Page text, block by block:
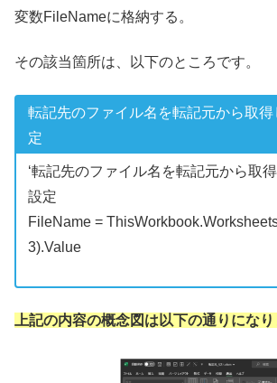
変数FileNameに格納する。
その該当箇所は、以下のところです。
転記先のファイル名を転記元から取
定
‘転記先のファイル名を転記元から取
設定
FileName =
3).Value
上記の内容の概念図は以下の通りになり